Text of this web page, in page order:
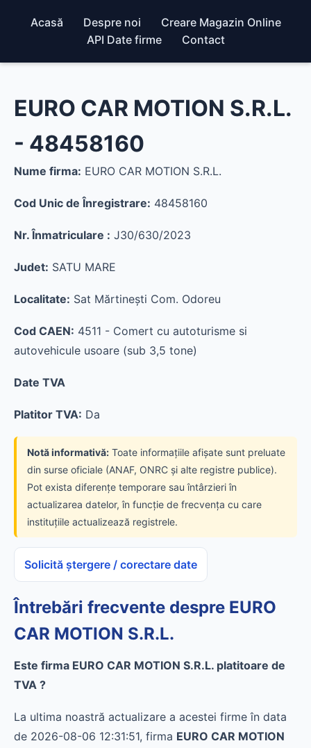
Acasă Despre noi
Creare Magazin Online
API Date firme
Contact
EURO CAR MOTION S.R.L.
- 48458160
Nume firma: EURO CAR MOTION S.R.L.
Cod Unic de Înregistrare: 48458160
Nr. Înmatriculare : J30/630/2023
Judet: SATU MARE
Localitate: Sat Mărtineşti Com. Odoreu
Cod CAEN: 4511 - Comert cu autoturisme si
autovehicule usoare (sub 3,5 tone)
Date TVA
Platitor TVA: Da
Notă informativă: Toate informațiile afișate sunt preluate
din surse oficiale (ANAF, ONRC și alte registre publice).
Pot exista diferențe temporare sau întârzieri în
actualizarea datelor, în funcție de frecvența cu care
instituțiile actualizează registrele.
Solicită ștergere / corectare date
Întrebări frecvente despre EURO
CAR MOTION S.R.L.
Este firma EURO CAR MOTION S.R.L. platitoare de
TVA ?
La ultima noastră actualizare a acestei firme în data
de 2026-08-06 12:31:51, firma EURO CAR MOTION